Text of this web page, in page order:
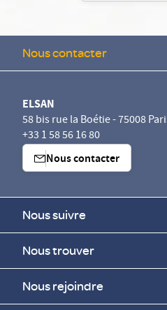
Nous contacter
ELSAN
58 bis rue la Boétie - 75008
+33 1 58 56 16 80
Nous contacter
Nous suivre
Nous trouver
Nous rejoindre